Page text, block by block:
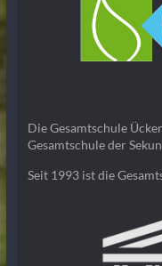
Die Gesamtschule
Gesamtschule der
Seit 1993 ist die